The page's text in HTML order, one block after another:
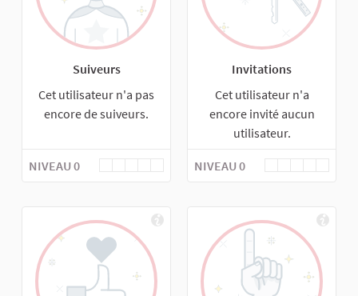
Suiveurs
Cet utilisateur n'a pas
encore de suiveurs.
NIVEAU 0
Invitations
Cet utilisateur n'a
encore invité aucun
utilisateur.
NIVEAU 0